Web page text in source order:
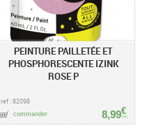
PEINTURE PAILLETÉE ET
PHOSPHORESCENTE IZINK
ROSE P
ref : 82098
8,99€
TTC
commander